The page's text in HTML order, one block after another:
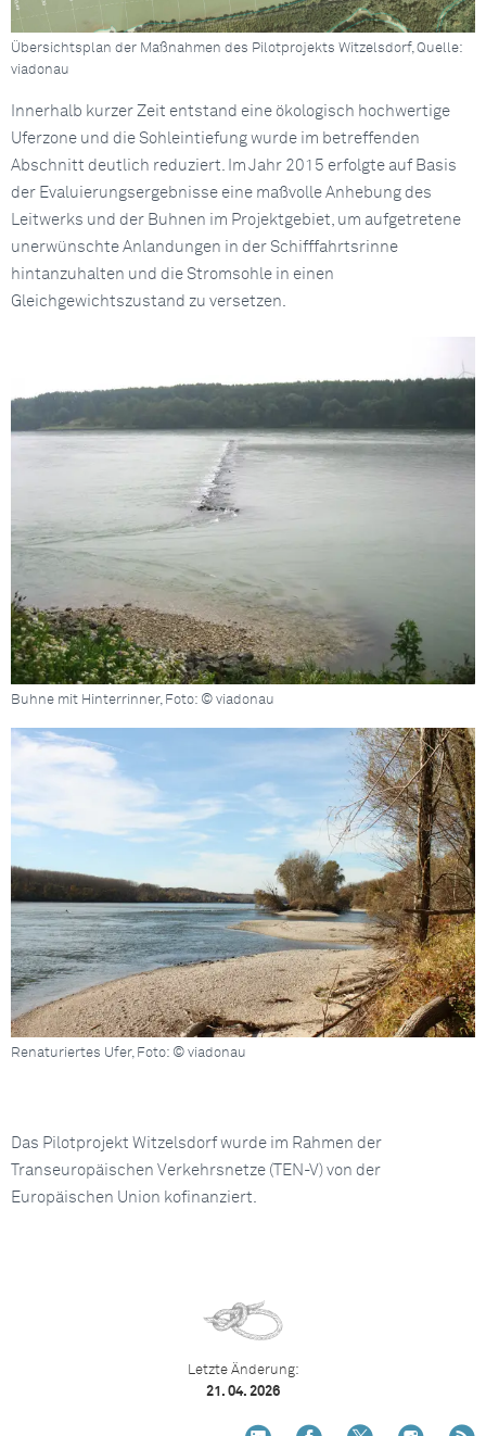
Übersichtsplan der Maßnahmen des Pilotprojekts Witzelsdorf, Quelle:
viadonau
Innerhalb kurzer Zeit entstand eine ökologisch hochwertige
Uferzone und die Sohleintiefung wurde im betreffenden
Abschnitt deutlich reduziert. Im Jahr 2015 erfolgte auf Basis
der Evaluierungsergebnisse eine maßvolle Anhebung des
Leitwerks und der Buhnen im Projektgebiet, um aufgetretene
unerwünschte Anlandungen in der Schifffahrtsrinne
hintanzuhalten und die Stromsohle in einen
Gleichgewichtszustand zu versetzen.
Buhne mit Hinterrinner, Foto: © viadonau
Renaturiertes Ufer, Foto: © viadonau
Das Pilotprojekt Witzelsdorf wurde im Rahmen der
Transeuropäischen Verkehrsnetze (TEN-V) von der
Europäischen Union kofinanziert.
Letzte Änderung:
21. 04. 2026